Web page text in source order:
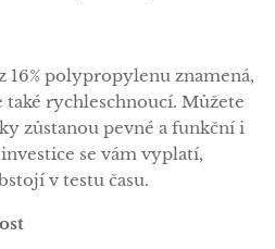
16% polypropylenu znamená,
také rychleschnoucí. Můžete
zůstanou pevné a funkční i
se vám vyplatí,
v testu času.